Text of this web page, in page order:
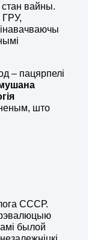
стан вайны.
ГРУ,
– пацярпелі
што
СССР.
рэвалюцыю
былой